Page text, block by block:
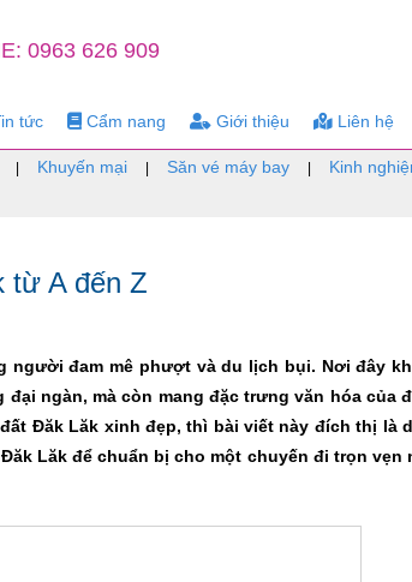
0963 626 909
tức Cẩm nang Giới thiệu Liên hệ
Khuyến mại Săn vé máy bay Kinh
từ A đến Z
đam mê phượt và du lịch bụi. Nơi đây
ngàn, mà còn mang đặc trưng văn hóa của
Đăk Lăk xinh đẹp, thì bài viết này đích thị là
Lăk để chuẩn bị cho một chuyến đi trọn vẹn